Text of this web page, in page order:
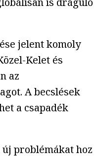
jelent komoly
Kelet és
az
A becslések
a csapadék
új problémákat hoz